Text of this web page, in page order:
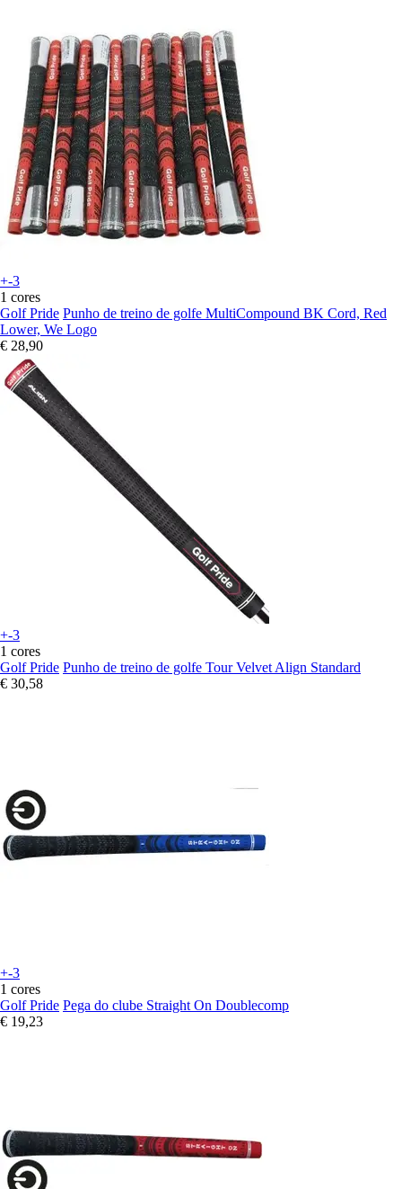
+-3
1 cores
Golf Pride Punho de treino de golfe MultiCompound BK Cord, Red
Lower, We Logo
€ 28,90
+-3
1 cores
Golf Pride Punho de treino de golfe Tour Velvet Align Standard
€ 30,58
+-3
1 cores
Golf Pride Pega do clube Straight On Doublecomp
€ 19,23